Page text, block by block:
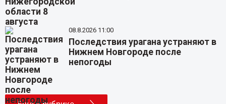
08.8.2026 11:00
Последствия урагана устраняют в
Нижнем Новгороде после
непогоды